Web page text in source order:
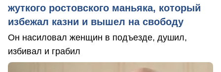
жуткого ростовского маньяка, который
избежал казни и вышел на свободу
Он насиловал женщин в подъезде, душил,
избивал и грабил